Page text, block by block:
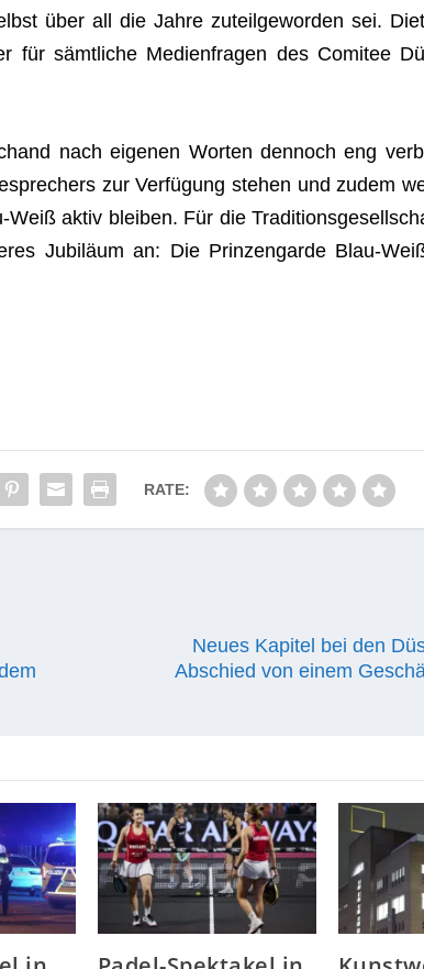
über all die Jahre zuteil­ge­wor­den sei.
für sämt­li­che Medi­en­fra­gen des Comi­tee
nach eige­nen Wor­ten den­noch eng
zur Ver­fü­gung ste­hen und zudem
aktiv blei­ben. Für die
Jubi­läum an: Die Prin­zen­garde Blau-
RATE:
Neues Kapitel bei den
Abschied von einem